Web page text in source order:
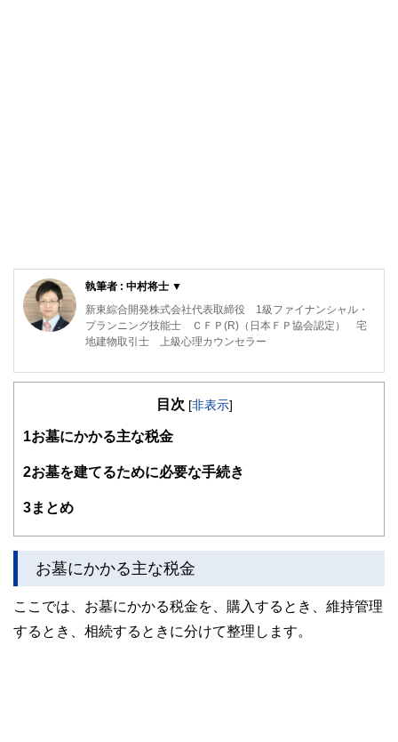
執筆者 : 中村将士 ▼
新東綜合開発株式会社代表取締役 1級ファイナンシャル・
プランニング技能士 ＣＦＰ(R)（日本ＦＰ協会認定） 宅
地建物取引士 上級心理カウンセラー
私がＦＰ相談を行うとき、一番優先していることは「あなた
大事にしていることは「楽しいかどうか」です。
ファイナンシャル・プランニングは、数字遊びであってはな
めて価値があるものです。私は、そういった気持ちを何より
目次 [非表示]
1お墓にかかる主な税金
2お墓を建てるために必要な手続き
3まとめ
お墓にかかる主な税金
ここでは、お墓にかかる税金を、購入するとき、維持管理
するとき、相続するときに分けて整理します。